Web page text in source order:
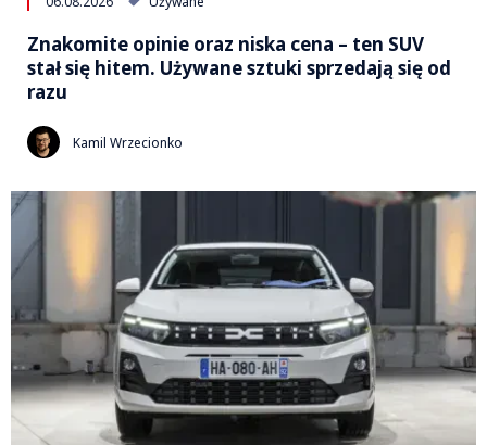
Znakomite opinie oraz niska cena – ten SUV
stał się hitem. Używane sztuki sprzedają się od
razu
Kamil Wrzecionko